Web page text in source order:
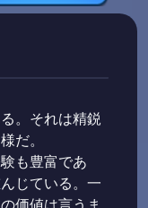
。それは精鋭
だ。
も豊富であ
じている。一